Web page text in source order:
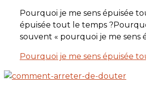
Pourquoi je me sens épuisée
épuisée tout le temps
souvent « pourquoi je me sens
Pourquoi je me sens épuisée